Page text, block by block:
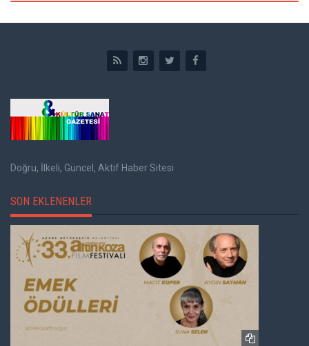
Doğru, İlkeli, Güncel, Aktif Haber Sitesi
SON EKLENENLER